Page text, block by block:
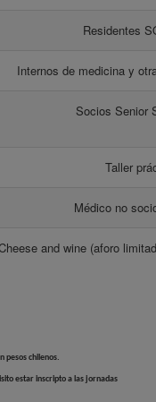
Residentes
Internos de medicina y
Socios Senior
Taller
Médico no
and wine (aforo
pesos chilenos.
estar inscripto a las jornadas